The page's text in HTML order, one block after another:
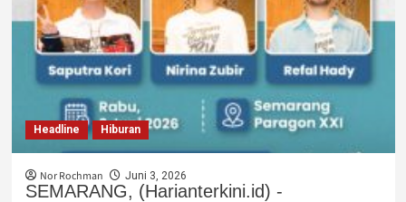
Headline Hiburan
Nor Rochman Juni 3, 2026
SEMARANG, (Harianterkini.id) -